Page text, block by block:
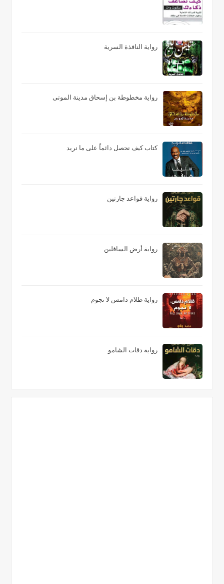
رواية النافذة السرية
رواية مخطوطة بن إسحاق مدينة الموتى
كتاب كيف نحصل دائماً على ما نريد
رواية قواعد جارتين
رواية أرض السافلين
رواية ظلام دامس لا نجوم
رواية دقات الشامو